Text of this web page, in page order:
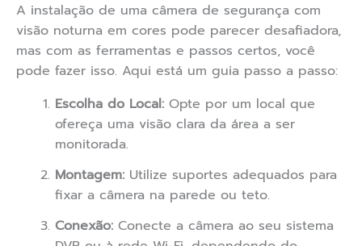
A instalação de uma câmera de segurança com
visão noturna em cores pode parecer desafiadora,
mas com as ferramentas e passos certos, você
pode fazer isso. Aqui está um guia passo a passo:
Escolha do Local: Opte por um local que
ofereça uma visão clara da área a ser
monitorada.
Montagem: Utilize suportes adequados para
fixar a câmera na parede ou teto.
Conexão: Conecte a câmera ao seu sistema